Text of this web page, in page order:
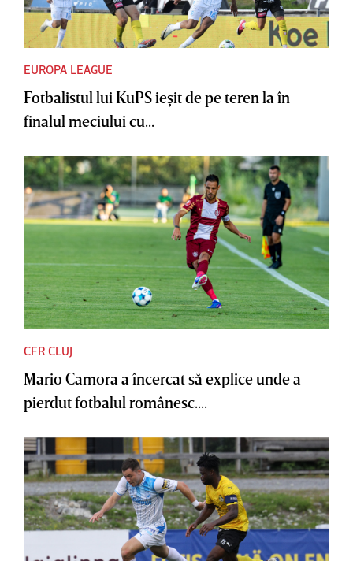
EUROPA LEAGUE
Fotbalistul lui KuPS ieşit de pe teren la în
finalul meciului cu...
CFR CLUJ
Mario Camora a încercat să explice unde a
pierdut fotbalul românesc....